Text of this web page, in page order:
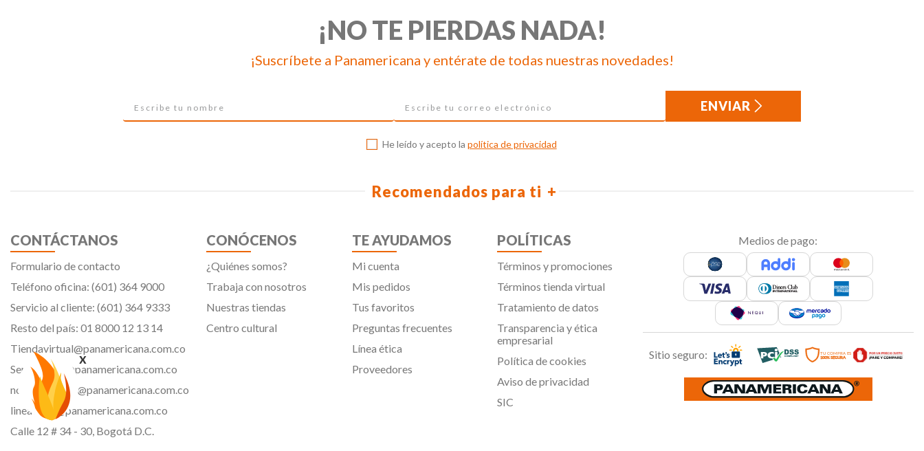
x
¡NO TE PIERDAS NADA!
¡Suscríbete a Panamericana y entérate de todas nuestras novedades!
ENVIAR
He leído y acepto la política de privacidad
Recomendados para ti
CONTÁCTANOS
Formulario de contacto
Teléfono oficina: (601) 364 9000
Servicio al cliente: (601) 364 9333
Resto del país: 01 8000 12 13 14
Tiendavirtual@panamericana.com.co
Servicliente@panamericana.com.co
notificaciones@panamericana.com.co
lineaetica@panamericana.com.co
Calle 12 # 34 - 30, Bogotá D.C.
CONÓCENOS
¿Quiénes somos?
Trabaja con nosotros
Nuestras tiendas
Centro cultural
TE AYUDAMOS
Mi cuenta
Mis pedidos
Tus favoritos
Preguntas frecuentes
Línea ética
Proveedores
POLÍTICAS
Términos y promociones
Términos tienda virtual
Tratamiento de datos
Transparencia y ética
empresarial
Política de cookies
Aviso de privacidad
SIC
Medios de pago:
Sitio seguro: